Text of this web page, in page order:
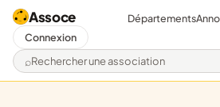
Assoce
Rechercher une association
Départements
Connexion